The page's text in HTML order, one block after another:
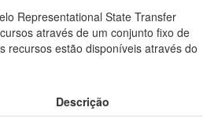
Representational State Transfer
através de um conjunto fixo de
recursos estão disponíveis através do
Descrição